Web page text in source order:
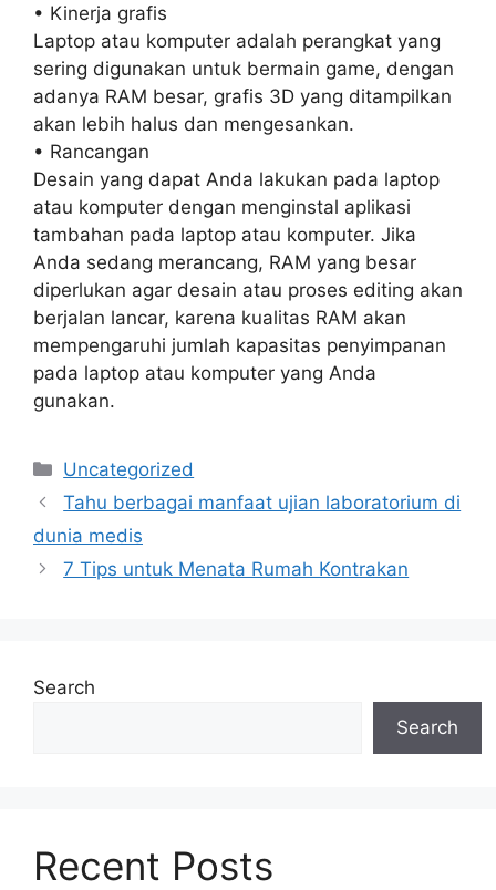
• Kinerja grafis
Laptop atau komputer adalah perangkat yang
sering digunakan untuk bermain game, dengan
adanya RAM besar, grafis 3D yang ditampilkan
akan lebih halus dan mengesankan.
• Rancangan
Desain yang dapat Anda lakukan pada laptop
atau komputer dengan menginstal aplikasi
tambahan pada laptop atau komputer. Jika
Anda sedang merancang, RAM yang besar
diperlukan agar desain atau proses editing akan
berjalan lancar, karena kualitas RAM akan
mempengaruhi jumlah kapasitas penyimpanan
pada laptop atau komputer yang Anda
gunakan.
Categories
Uncategorized
Tahu berbagai manfaat ujian laboratorium di
dunia medis
7 Tips untuk Menata Rumah Kontrakan
Search
Search
Recent Posts